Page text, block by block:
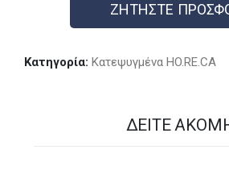
ΖΗΤΗΣΤΕ
Κατηγορία: Κατεψυγμένα HO.RE.CA
ΔΕΊΤΕ